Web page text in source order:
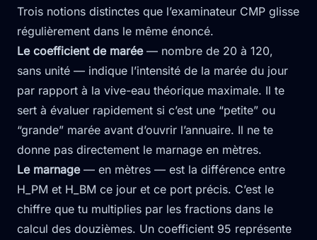
Trois notions distinctes que l’examinateur CMP glisse
régulièrement dans le même énoncé.
Le coefficient de marée— nombre de 20 à 120,
sans unité — indique l’intensité de la marée du jour
par rapport à la vive-eau théorique maximale. Il te
sert à évaluer rapidement si c’est une “petite” ou
“grande” marée avant d’ouvrir l’annuaire. Il ne te
donne pas directement le marnage en mètres.
Le marnage— en mètres — est la différence entre
H_PM et H_BM ce jour et ce port précis. C’est le
chiffre que tu multiplies par les fractions dans le
calcul des douzièmes. Un coefficient 95 représente